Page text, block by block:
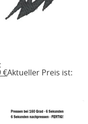
€Aktueller Preis ist: